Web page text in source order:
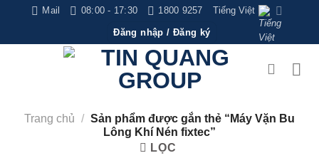
nội
Mail 08:00 - 17:30 1800 9257 Tiếng Việt
Đăng nhập / Đăng ký
Trang chủ / Sản phẩm được gắn thẻ “Máy Vặn Bu
Lông Khí Nén fixtec”
LỌC